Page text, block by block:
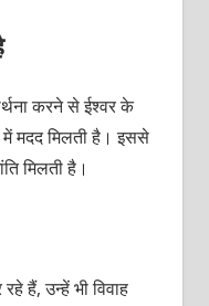
करने से ईश्‍वर के
मदद मिलती है। इससे
मिलती है।
हैं, उन्‍हें भी विवाह